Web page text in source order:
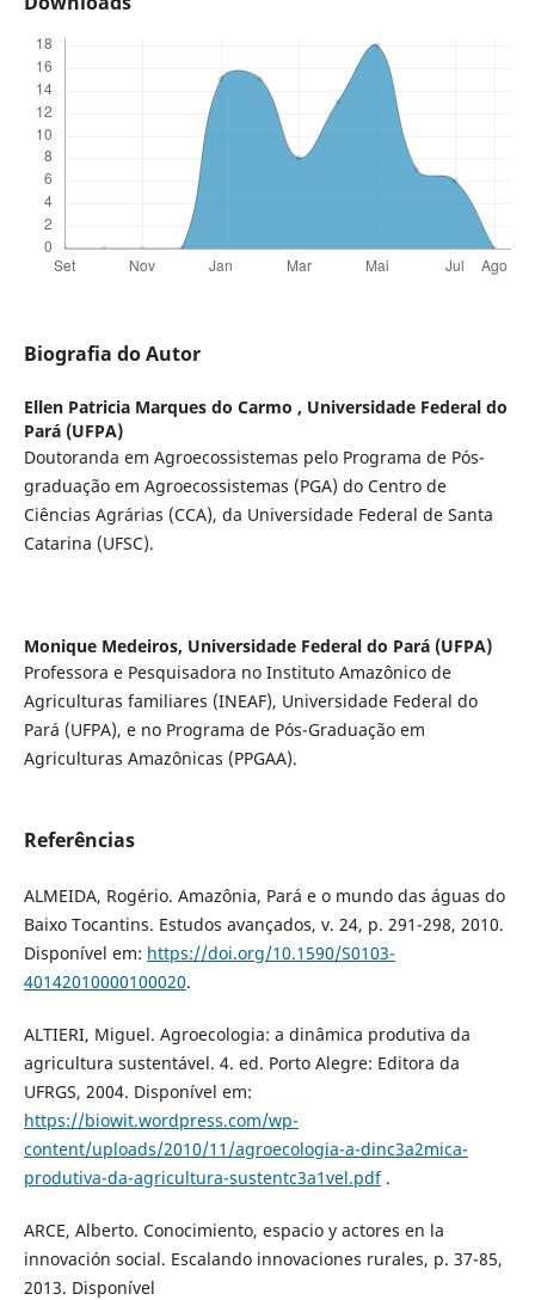
Biografia do Autor
Ellen Patricia Marques do Carmo , Universidade Federal do
Pará (UFPA)
Doutoranda em Agroecossistemas pelo Programa de Pós-
graduação em Agroecossistemas (PGA) do Centro de
Ciências Agrárias (CCA), da Universidade Federal de Santa
Catarina (UFSC).
Monique Medeiros, Universidade Federal do Pará (UFPA)
Professora e Pesquisadora no Instituto Amazônico de
Agriculturas familiares (INEAF), Universidade Federal do
Pará (UFPA), e no Programa de Pós-Graduação em
Agriculturas Amazônicas (PPGAA).
Referências
ALMEIDA, Rogério. Amazônia, Pará e o mundo das águas do
Baixo Tocantins. Estudos avançados, v. 24, p. 291-298, 2010.
Disponível em: https://doi.org/10.1590/S0103-
40142010000100020.
ALTIERI, Miguel. Agroecologia: a dinâmica produtiva da
agricultura sustentável. 4. ed. Porto Alegre: Editora da
UFRGS, 2004. Disponível em:
https://biowit.wordpress.com/wp-
content/uploads/2010/11/agroecologia-a-dinc3a2mica-
produtiva-da-agricultura-sustentc3a1vel.pdf.
ARCE, Alberto. Conocimiento, espacio y actores en la
innovación social. Escalando innovaciones rurales, p. 37-85,
2013. Disponível